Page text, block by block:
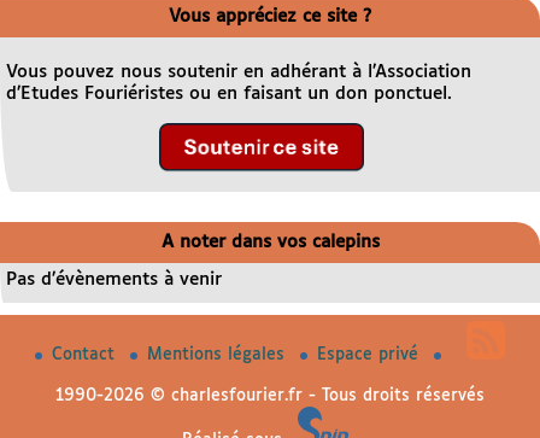
Vous appréciez ce site ?
Vous pouvez nous soutenir en adhérant à l’Association
d’Etudes Fouriéristes ou en faisant un don ponctuel.
A noter dans vos calepins
Pas d’évènements à venir
Contact Mentions légales Espace privé
1990-2026 © charlesfourier.fr - Tous droits réservés